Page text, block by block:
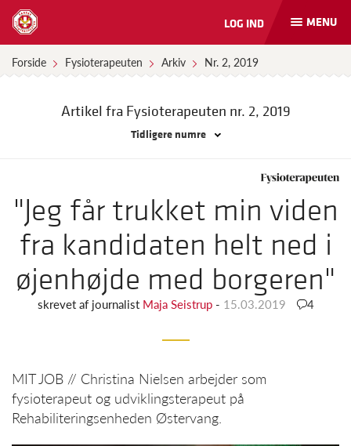
Åbn
og
MENU
LOG IND
Forside Fysioterapeuten Arkiv Nr. 2, 2019
Artikel fra Fysioterapeuten nr. 2, 2019
Tidligere numre
"Jeg får trukket min viden
fra kandidaten helt ned i
øjenhøjde med borgeren"
skrevet af journalist Maja Seistrup - 15.03.2019 4
MIT JOB // Christina Nielsen arbejder som
fysioterapeut og udviklingsterapeut på
Rehabiliteringsenheden Østervang.